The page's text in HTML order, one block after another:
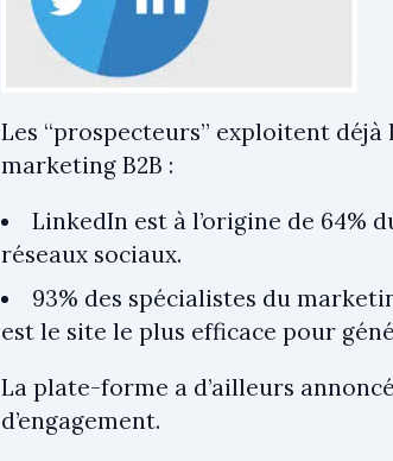
Les “prospecteurs” exploitent
marketing B2B :
LinkedIn est à l’origine de 64%
réseaux sociaux.
93% des spécialistes du
est le site le plus efficace pour
La plate-forme a d’ailleurs
d’engagement.